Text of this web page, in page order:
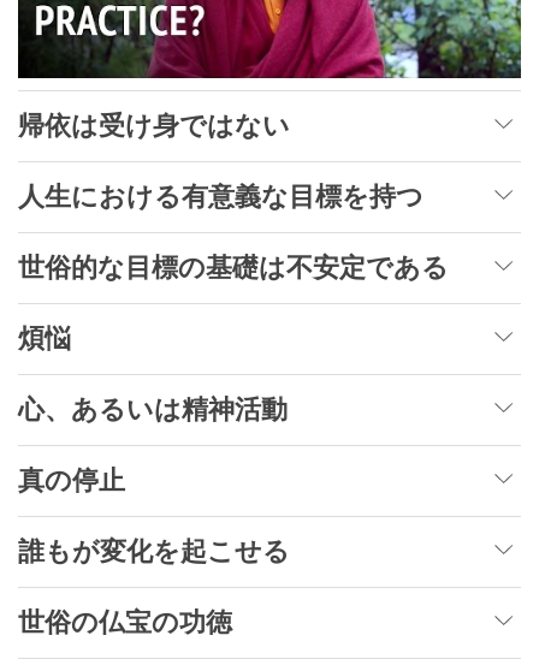
帰依は受け身ではない
人生における有意義な目標を持つ
世俗的な目標の基礎は不安定である
煩悩
心、あるいは精神活動
真の停止
誰もが変化を起こせる
世俗の仏宝の功徳